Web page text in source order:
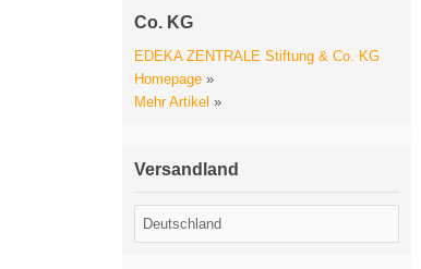
Co. KG
EDEKA ZENTRALE Stiftung & Co. KG
Homepage »
Mehr Artikel »
Versandland